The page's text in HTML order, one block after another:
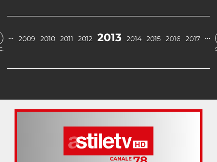
… 2009 2010 2011 2012 2013 2014 2015 2016 2017 …